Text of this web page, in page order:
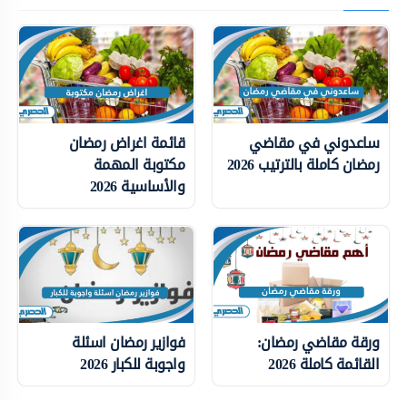
ساعدوني في مقاضي
رمضان كاملة بالترتيب 2026
قائمة اغراض رمضان
مكتوبة المهمة
والأساسية 2026
ورقة مقاضي رمضان:
القائمة كاملة 2026
فوازير رمضان اسئلة
واجوبة للكبار 2026